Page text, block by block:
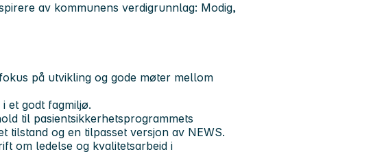
av kommunens verdigrunnlag: Modig,
på utvikling og gode møter mellom
et godt fagmiljø.
til pasientsikkerhetsprogrammets
og en tilpasset versjon av NEWS.
om ledelse og kvalitetsarbeid i